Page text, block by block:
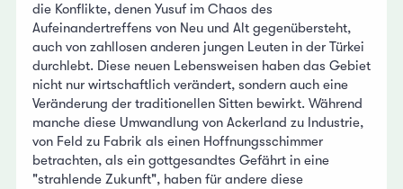
die Konflikte, denen Yusuf im Chaos des
Aufeinandertreffens von Neu und Alt gegenübersteht,
auch von zahllosen anderen jungen Leuten in der Türkei
durchlebt. Diese neuen Lebensweisen haben das Gebiet
nicht nur wirtschaftlich verändert, sondern auch eine
Veränderung der traditionellen Sitten bewirkt. Während
manche diese Umwandlung von Ackerland zu Industrie,
von Feld zu Fabrik als einen Hoffnungsschimmer
betrachten, als ein gottgesandtes Gefährt in eine
"strahlende Zukunft", haben für andere diese